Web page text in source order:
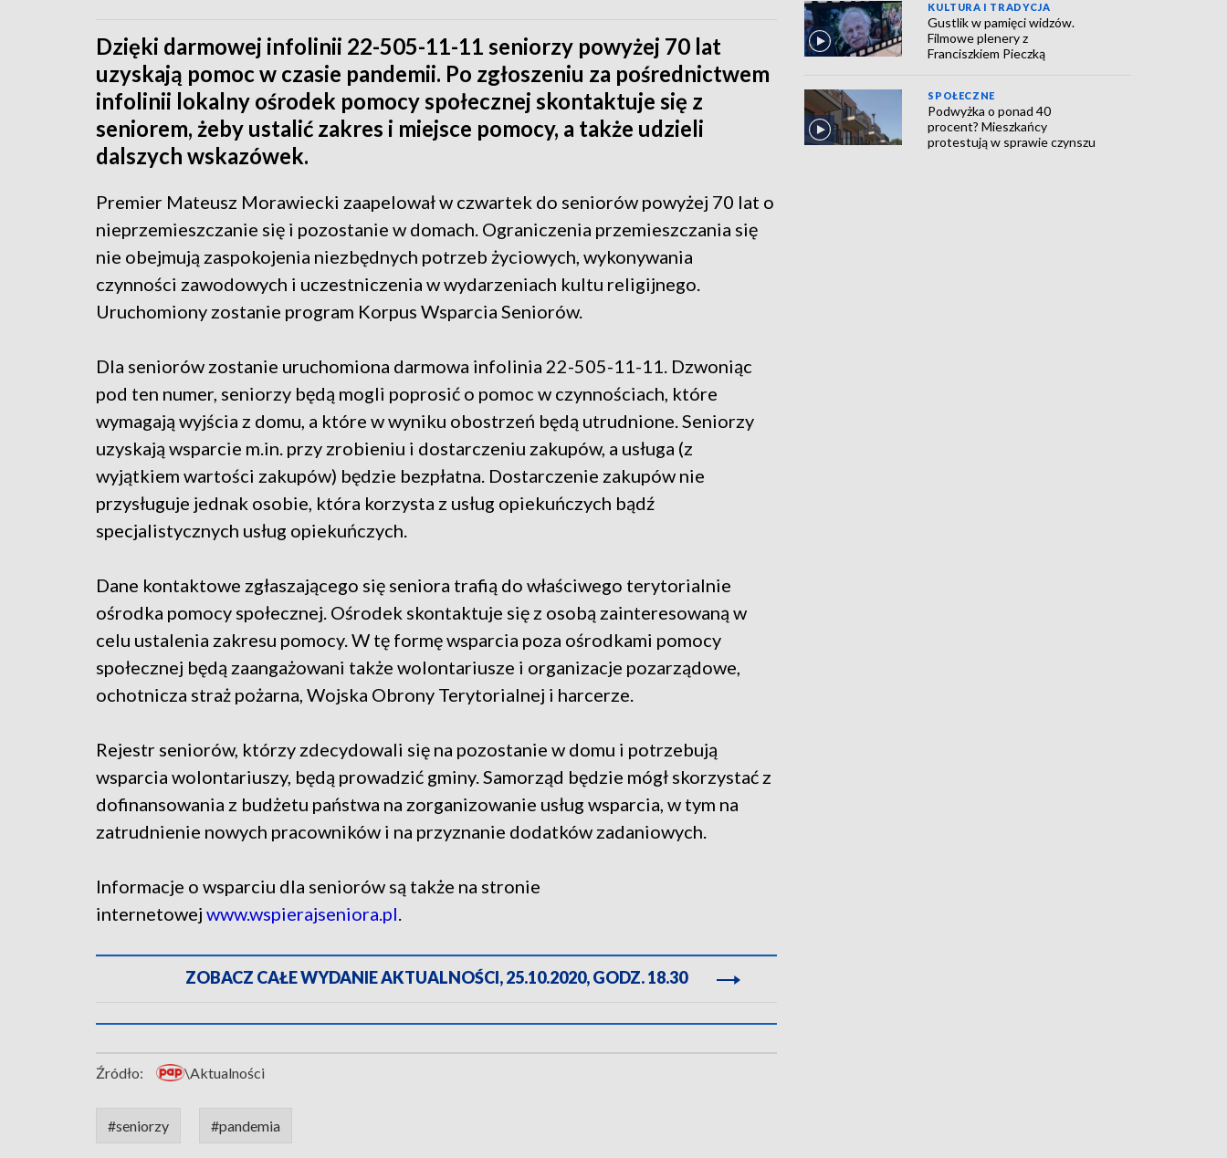
Dzięki darmowej infolinii 22-505-11-11 seniorzy powyżej 70 lat
uzyskają pomoc w czasie pandemii. Po zgłoszeniu za pośrednictwem
infolinii lokalny ośrodek pomocy społecznej skontaktuje się z
seniorem, żeby ustalić zakres i miejsce pomocy, a także udzieli
dalszych wskazówek.
Premier Mateusz Morawiecki zaapelował w czwartek do seniorów powyżej 70 lat o
nieprzemieszczanie się i pozostanie w domach. Ograniczenia przemieszczania się
nie obejmują zaspokojenia niezbędnych potrzeb życiowych, wykonywania
czynności zawodowych i uczestniczenia w wydarzeniach kultu religijnego.
Uruchomiony zostanie program Korpus Wsparcia Seniorów.
Dla seniorów zostanie uruchomiona darmowa infolinia 22-505-11-11. Dzwoniąc
pod ten numer, seniorzy będą mogli poprosić o pomoc w czynnościach, które
wymagają wyjścia z domu, a które w wyniku obostrzeń będą utrudnione. Seniorzy
uzyskają wsparcie m.in. przy zrobieniu i dostarczeniu zakupów, a usługa (z
wyjątkiem wartości zakupów) będzie bezpłatna. Dostarczenie zakupów nie
przysługuje jednak osobie, która korzysta z usług opiekuńczych bądź
specjalistycznych usług opiekuńczych.
Dane kontaktowe zgłaszającego się seniora trafią do właściwego terytorialnie
ośrodka pomocy społecznej. Ośrodek skontaktuje się z osobą zainteresowaną w
celu ustalenia zakresu pomocy. W tę formę wsparcia poza ośrodkami pomocy
społecznej będą zaangażowani także wolontariusze i organizacje pozarządowe,
ochotnicza straż pożarna, Wojska Obrony Terytorialnej i harcerze.
Rejestr seniorów, którzy zdecydowali się na pozostanie w domu i potrzebują
wsparcia wolontariuszy, będą prowadzić gminy. Samorząd będzie mógł skorzystać z
dofinansowania z budżetu państwa na zorganizowanie usług wsparcia, w tym na
zatrudnienie nowych pracowników i na przyznanie dodatków zadaniowych.
Informacje o wsparciu dla seniorów są także na stronie
internetowej www.wspierajseniora.pl
ZOBACZ CAŁE WYDANIE AKTUALNOŚCI, 25.10.2020, GODZ. 18.30
Źródło: \Aktualności
#seniorzy #pandemia
KULTURA I TRADYCJA
Gustlik w pamięci widzów.
Filmowe plenery z
Franciszkiem Pieczką
SPOŁECZNE
Podwyżka o ponad 40
procent? Mieszkańcy
protestują w sprawie czynszu